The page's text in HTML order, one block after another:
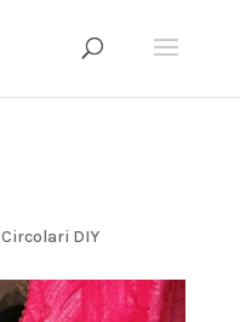
Circolari DIY